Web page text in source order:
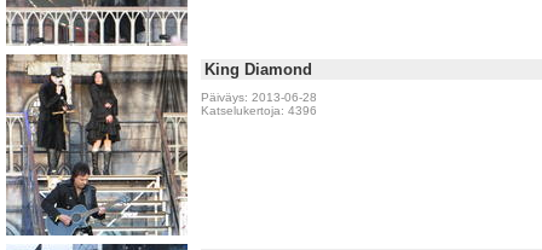
King Diamond
Päiväys: 2013-06-28
Katselukertoja: 4396